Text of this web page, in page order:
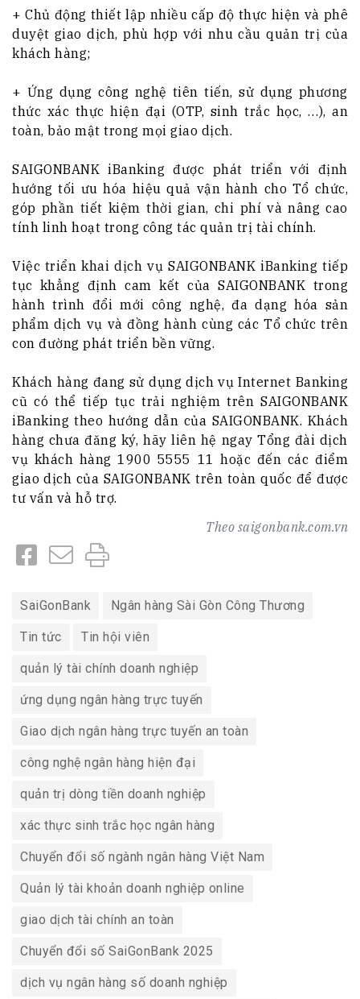
+ Chủ động thiết lập nhiều cấp độ thực hiện và phê
duyệt giao dịch, phù hợp với nhu cầu quản trị của
khách hàng;
+ Ứng dụng công nghệ tiên tiến, sử dụng phương
thức xác thực hiện đại (OTP, sinh trắc học, …), an
toàn, bảo mật trong mọi giao dịch.
SAIGONBANK iBanking được phát triển với định
hướng tối ưu hóa hiệu quả vận hành cho Tổ chức,
góp phần tiết kiệm thời gian, chi phí và nâng cao
tính linh hoạt trong công tác quản trị tài chính.
Việc triển khai dịch vụ SAIGONBANK iBanking tiếp
tục khẳng định cam kết của SAIGONBANK trong
hành trình đổi mới công nghệ, đa dạng hóa sản
phẩm dịch vụ và đồng hành cùng các Tổ chức trên
con đường phát triển bền vững.
Khách hàng đang sử dụng dịch vụ Internet Banking
cũ có thể tiếp tục trải nghiệm trên SAIGONBANK
iBanking theo hướng dẫn của SAIGONBANK. Khách
hàng chưa đăng ký, hãy liên hệ ngay Tổng đài dịch
vụ khách hàng 1900 5555 11 hoặc đến các điểm
giao dịch của SAIGONBANK trên toàn quốc để được
tư vấn và hỗ trợ.
Theo saigonbank.com.vn
SaiGonBank Ngân hàng Sài Gòn Công Thương
Tin tức Tin hội viên
quản lý tài chính doanh nghiệp
ứng dụng ngân hàng trực tuyến
Giao dịch ngân hàng trực tuyến an toàn
công nghệ ngân hàng hiện đại
quản trị dòng tiền doanh nghiệp
xác thực sinh trắc học ngân hàng
Chuyển đổi số ngành ngân hàng Việt Nam
Quản lý tài khoản doanh nghiệp online
giao dịch tài chính an toàn
Chuyển đổi số SaiGonBank 2025
dịch vụ ngân hàng số doanh nghiệp